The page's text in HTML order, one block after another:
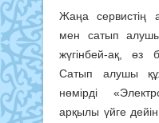
Жаңа сервистің
мен сатып алушы
жүгінбей-ақ, өз
Сатып алушы
нөмірді
арқылы үйге